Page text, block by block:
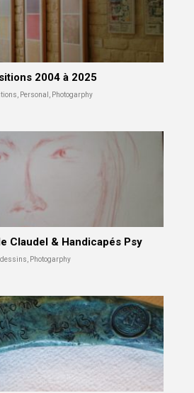
2004 à 2025
Personal, Photogarphy
Claudel & Handicapés Psy
dessins, Photogarphy